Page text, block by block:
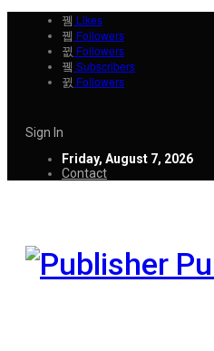
Likes
Followers
Followers
Subscribers
Followers
Sign In
Friday, August 7, 2026
Contact